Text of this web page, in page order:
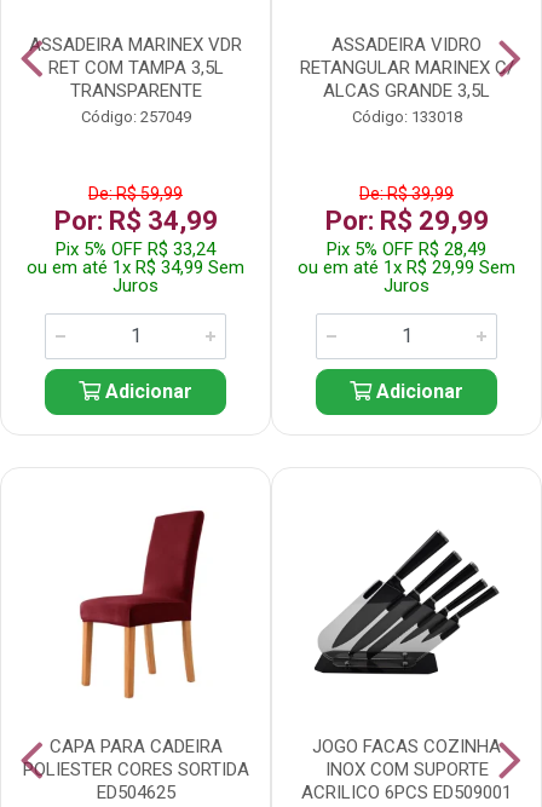
ASSADEIRA MARINEX VDR
RET COM TAMPA 3,5L
TRANSPARENTE
Código: 257049
De: R$ 59,99
Por: R$ 34,99
Pix 5% OFF R$ 33,24
ou em até 1x R$ 34,99 Sem
Juros
Adicionar
ASSADEIRA VIDRO
RETANGULAR MARINEX C/
ALCAS GRANDE 3,5L
Código: 133018
De: R$ 39,99
Por: R$ 29,99
Pix 5% OFF R$ 28,49
ou em até 1x R$ 29,99 Sem
Juros
Adicionar
CAPA PARA CADEIRA
POLIESTER CORES SORTIDA
ED504625
JOGO FACAS COZINHA
INOX COM SUPORTE
ACRILICO 6PCS ED509001